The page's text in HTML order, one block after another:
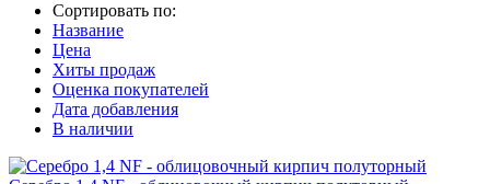
Сортировать по:
Название
Цена
Хиты продаж
Оценка покупателей
Дата добавления
В наличии